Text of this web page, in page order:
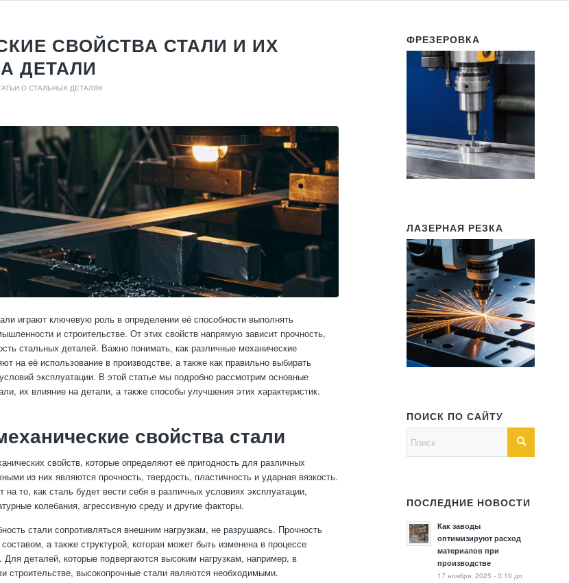
СВОЙСТВА СТАЛИ И ИХ
ДЕТАЛИ
О СТАЛЬНЫХ ДЕТАЛЯХ
играют ключевую роль в определении её способности выполнять
и строительстве. От этих свойств напрямую зависит прочность,
стальных деталей. Важно понимать, как различные механические
на её использование в производстве, а также как правильно выбирать
эксплуатации. В этой статье мы подробно рассмотрим основные
их влияние на детали, а также способы улучшения этих характеристик.
свойства стали
свойств, которые определяют её пригодность для различных
из них являются прочность, твердость, пластичность и ударная вязкость.
на то, как сталь будет вести себя в различных условиях эксплуатации,
колебания, агрессивную среду и другие факторы.
стали сопротивляться внешним нагрузкам, не разрушаясь. Прочность
а также структурой, которая может быть изменена в процессе
Для деталей, которые подвергаются высоким нагрузкам, например, в
строительстве, высокопрочные стали являются необходимыми.
ФРЕЗЕРОВКА
ЛАЗЕРНАЯ РЕЗКА
ПОИСК ПО САЙТУ
ПОСЛЕДНИЕ НОВОСТИ
Как заводы
оптимизируют расход
материалов при
производстве
17 ноября, 2025 - 3:10 дп